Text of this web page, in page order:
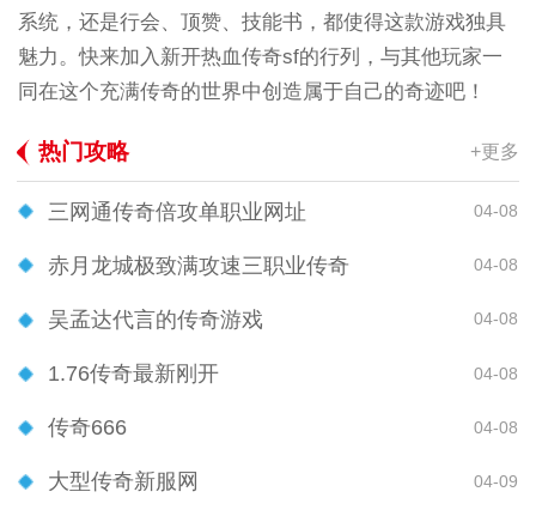
系统，还是行会、顶赞、技能书，都使得这款游戏独具
魅力。快来加入新开热血传奇sf的行列，与其他玩家一
同在这个充满传奇的世界中创造属于自己的奇迹吧！
热门攻略 +更多
三网通传奇倍攻单职业网址 04-08
赤月龙城极致满攻速三职业传奇 04-08
吴孟达代言的传奇游戏 04-08
1.76传奇最新刚开 04-08
传奇666 04-08
大型传奇新服网 04-09